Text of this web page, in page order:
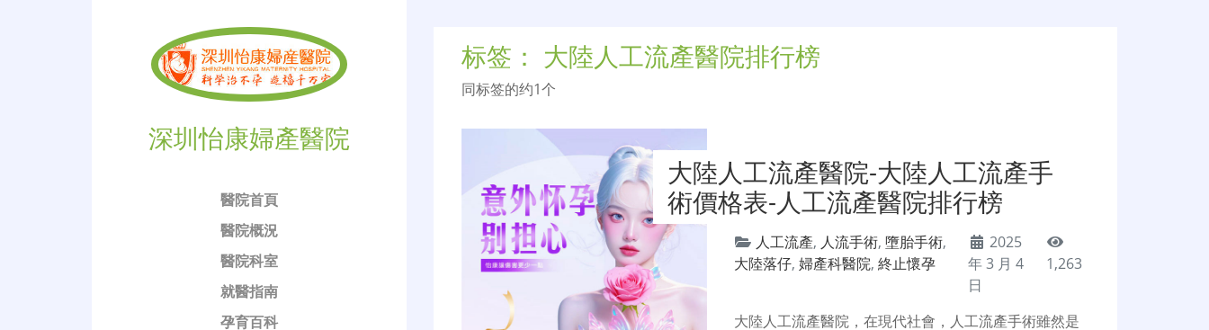
深圳怡康婦產醫院
醫院首頁
醫院概況
醫院科室
就醫指南
孕育百科
标签： 大陸人工流產醫院排行榜
同标签的约1个
大陸人工流產醫院-大陸人工流產手
術價格表-人工流產醫院排行榜
人工流產, 人流手術,墮胎手術,
大陸落仔,婦產科醫院,終止懷孕
2025
年 3 月 4
日
1,263
大陸人工流產醫院，在現代社會，人工流產手術雖然是